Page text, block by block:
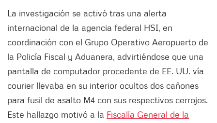
La investigación se activó tras una alerta
internacional de la agencia federal HSI, en
coordinación con el Grupo Operativo Aeropuerto de
la Policía Fiscal y Aduanera, advirtiéndose que una
pantalla de computador procedente de EE. UU. vía
courier llevaba en su interior ocultos dos cañones
para fusil de asalto M4 con sus respectivos cerrojos.
Este hallazgo motivó a la Fiscalía General de la